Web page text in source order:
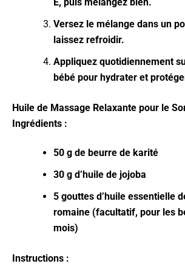
Versez le mélange dans un
laissez refroidir.
Appliquez quotidiennement
bébé pour hydrater et
Huile de Massage Relaxante pour le
Ingrédients :
50 g de beurre de karité
30 g d’huile de jojoba
5 gouttes d’huile essentielle
romaine (facultatif, pour les
mois)
Instructions :